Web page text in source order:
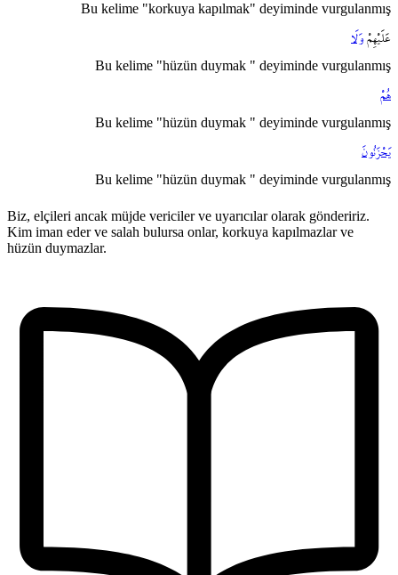
Bu kelime "korkuya kapılmak" deyiminde vurgulanmış
عَلَيْهِمْ وَلَا
Bu kelime "hüzün duymak " deyiminde vurgulanmış
هُمْ
Bu kelime "hüzün duymak " deyiminde vurgulanmış
يَحْزَنُونَ
Bu kelime "hüzün duymak " deyiminde vurgulanmış
Biz, elçileri ancak müjde vericiler ve uyarıcılar olarak göndeririz.
Kim iman eder ve salah bulursa onlar, korkuya kapılmazlar ve
hüzün duymazlar.